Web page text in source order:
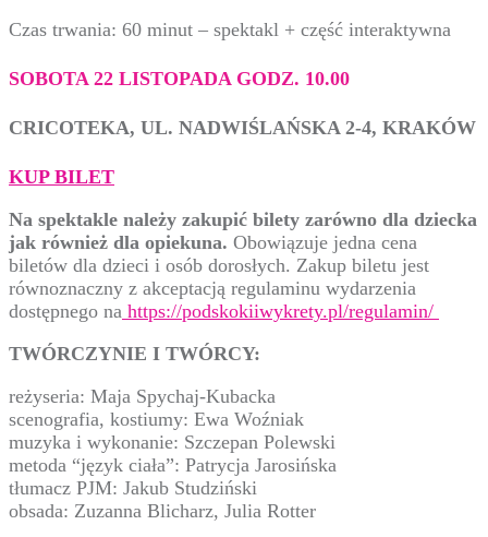
Czas trwania: 60 minut – spektakl + część interaktywna
SOBOTA 22 LISTOPADA GODZ. 10.00
CRICOTEKA, UL. NADWIŚLAŃSKA 2-4, KRAKÓW
KUP BILET
Na spektakle należy zakupić bilety zarówno dla dziecka
jak również dla opiekuna. Obowiązuje jedna cena
biletów dla dzieci i osób dorosłych. Zakup biletu jest
równoznaczny z akceptacją regulaminu wydarzenia
dostępnego na https://podskokiiwykrety.pl/regulamin/
TWÓRCZYNIE I TWÓRCY:
reżyseria: Maja Spychaj-Kubacka
scenografia, kostiumy: Ewa Woźniak
muzyka i wykonanie: Szczepan Polewski
metoda “język ciała”: Patrycja Jarosińska
tłumacz PJM: Jakub Studziński
obsada: Zuzanna Blicharz, Julia Rotter